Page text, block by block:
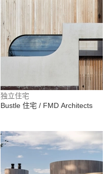
独立住宅
Bustle 住宅 / FMD Architects